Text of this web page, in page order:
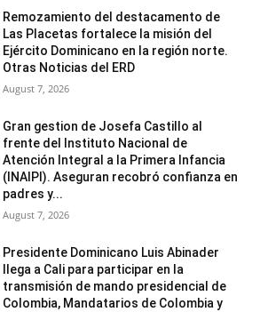
Remozamiento del destacamento de
Las Placetas fortalece la misión del
Ejército Dominicano en la región norte.
Otras Noticias del ERD
August 7, 2026
Gran gestion de Josefa Castillo al
frente del Instituto Nacional de
Atención Integral a la Primera Infancia
(INAIPI). Aseguran recobró confianza en
padres y...
August 7, 2026
Presidente Dominicano Luis Abinader
llega a Cali para participar en la
transmisión de mando presidencial de
Colombia, Mandatarios de Colombia y